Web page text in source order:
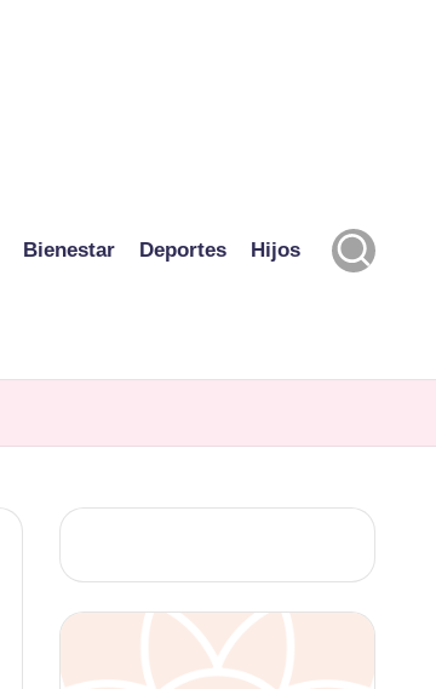
Bienestar Deportes Hijos